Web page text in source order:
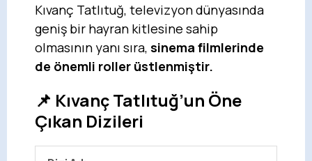
Kıvanç Tatlıtuğ, televizyon dünyasında
geniş bir hayran kitlesine sahip
olmasının yanı sıra, sinema filmlerinde
de önemli roller üstlenmiştir.
📌 Kıvanç Tatlıtuğ’un Öne
Çıkan Dizileri